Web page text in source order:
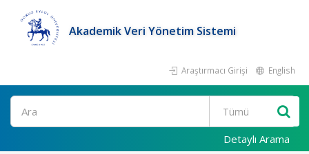
Akademik Veri Yönetim Sistemi
Araştırmacı Girişi English
Ara
Detaylı Arama